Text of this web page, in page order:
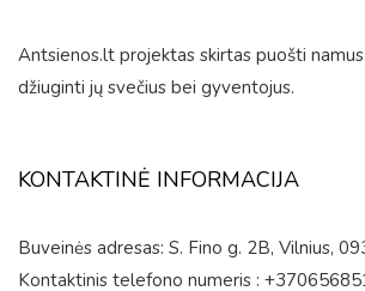
Antsienos.lt projektas skirtas puošti
džiuginti jų svečius bei gyventojus.
KONTAKTINĖ INFORMACIJA
Buveinės adresas: S. Fino g. 2B, Vilnius,
Kontaktinis telefono numeris :